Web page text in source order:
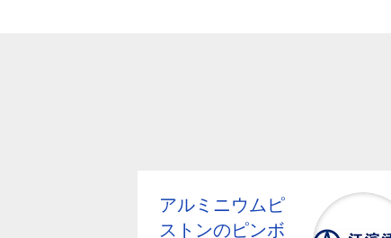
アルミニウムピ
ストンのピンボ